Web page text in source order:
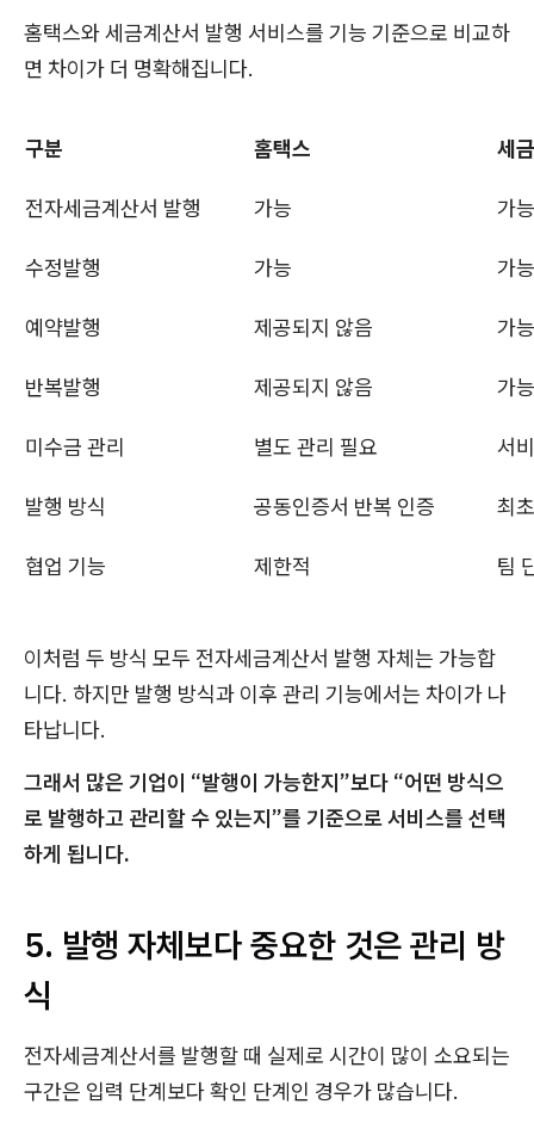
홈택스와 세금계산서 발행 서비스를 기능 기준으로 비교하
면 차이가 더 명확해집니다.
구분 홈택스 세
전자세금계산서 발행 가능 가능
수정발행 가능 가능
예약발행 제공되지 않음 가능
반복발행 제공되지 않음 가능
미수금 관리 별도 관리 필요 서
발행 방식 공동인증서 반복 인증 최
협업 기능 제한적 팀
이처럼 두 방식 모두 전자세금계산서 발행 자체는 가능합
니다. 하지만 발행 방식과 이후 관리 기능에서는 차이가 나
타납니다.
그래서 많은 기업이 “발행이 가능한지”보다 “어떤 방식으
로 발행하고 관리할 수 있는지”를 기준으로 서비스를 선택
하게 됩니다.
5. 발행 자체보다 중요한 것은 관리 방
식
전자세금계산서를 발행할 때 실제로 시간이 많이 소요되는
구간은 입력 단계보다 확인 단계인 경우가 많습니다.